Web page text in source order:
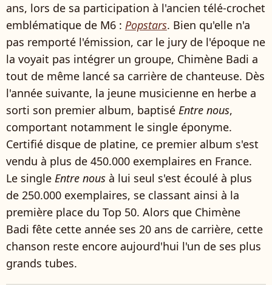
ans, lors de sa participation à l'ancien télé-crochet
emblématique de M6 : Popstars. Bien qu'elle n'a
pas remporté l'émission, car le jury de l'époque ne
la voyait pas intégrer un groupe, Chimène Badi a
tout de même lancé sa carrière de chanteuse. Dès
l'année suivante, la jeune musicienne en herbe a
sorti son premier album, baptisé Entre nous,
comportant notamment le single éponyme.
Certifié disque de platine, ce premier album s'est
vendu à plus de 450.000 exemplaires en France.
Le single Entre nous à lui seul s'est écoulé à plus
de 250.000 exemplaires, se classant ainsi à la
première place du Top 50. Alors que Chimène
Badi fête cette année ses 20 ans de carrière, cette
chanson reste encore aujourd'hui l'un de ses plus
grands tubes.